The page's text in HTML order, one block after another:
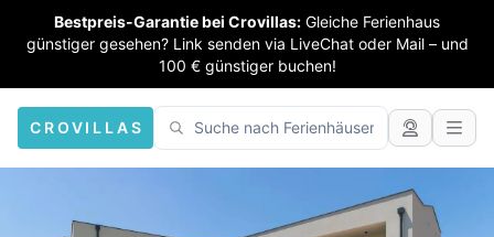
Bestpreis-Garantie bei Crovillas: Gleiche Ferienhaus
günstiger gesehen? Link senden via LiveChat oder Mail – und
100 € günstiger buchen!
CROVILLAS